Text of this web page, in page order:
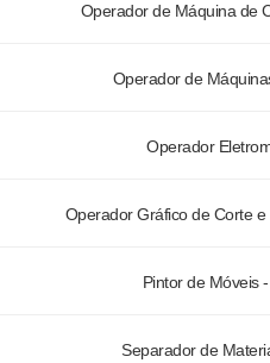
Operador de Máquina de
Operador de
Operador
Operador Gráfico de Corte
Pintor de Móveis
Separador de